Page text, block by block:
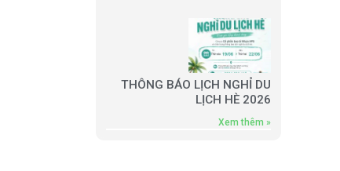
THÔNG BÁO LỊCH NGHỈ DU
LỊCH HÈ 2026
Xem thêm »